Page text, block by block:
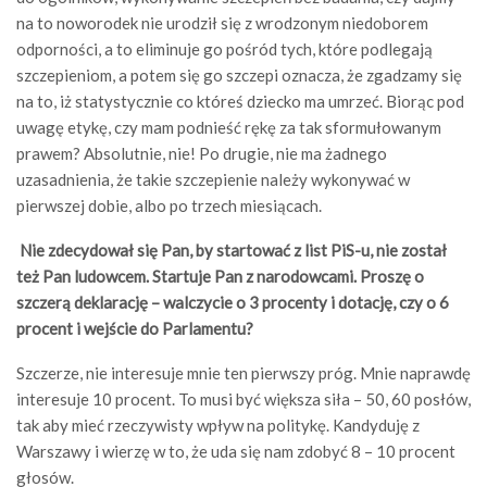
na to noworodek nie urodził się z wrodzonym niedoborem
odporności, a to eliminuje go pośród tych, które podlegają
szczepieniom, a potem się go szczepi oznacza, że zgadzamy się
na to, iż statystycznie co któreś dziecko ma umrzeć. Biorąc pod
uwagę etykę, czy mam podnieść rękę za tak sformułowanym
prawem? Absolutnie, nie! Po drugie, nie ma żadnego
uzasadnienia, że takie szczepienie należy wykonywać w
pierwszej dobie, albo po trzech miesiącach.
Nie zdecydował się Pan, by startować z list PiS-u, nie został
też Pan ludowcem. Startuje Pan z narodowcami. Proszę o
szczerą deklarację – walczycie o 3 procenty i dotację, czy o 6
procent i wejście do Parlamentu?
Szczerze, nie interesuje mnie ten pierwszy próg. Mnie naprawdę
interesuje 10 procent. To musi być większa siła – 50, 60 posłów,
tak aby mieć rzeczywisty wpływ na politykę. Kandyduję z
Warszawy i wierzę w to, że uda się nam zdobyć 8 – 10 procent
głosów.